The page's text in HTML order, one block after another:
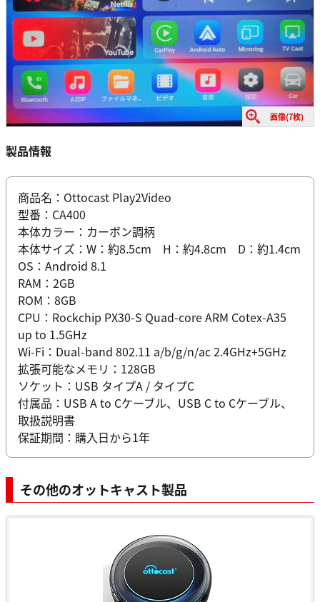
画像(7枚)
製品情報
商品名：Ottocast Play2Video
型番：CA400
本体カラー：カーボン調柄
本体サイズ：W：約8.5cm H：約4.8cm D：約1.4cm
OS：Android 8.1
RAM：2GB
ROM：8GB
CPU：Rockchip PX30-S Quad-core ARM Cotex-A35
up to 1.5GHz
Wi-Fi：Dual-band 802.11 a/b/g/n/ac 2.4GHz+5GHz
拡張可能なメモリ：128GB
ソケット：USB タイプA / タイプC
付属品：USB A to Cケーブル、USB C to Cケーブル、
取扱説明書
保証期間：購入日から1年
その他のオットキャスト製品